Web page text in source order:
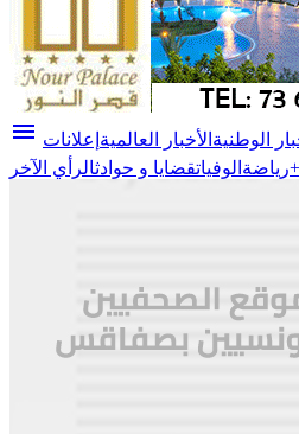
menu الوطنية الأخبار العالمية إعلانات
رياضة الوفياتقضايا و حوادثالرأي الآخر